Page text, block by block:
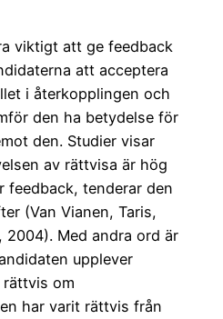
viktigt att ge feedback
att acceptera
i återkopplingen och
den ha betydelse för
den. Studier visar
av rättvisa är hög
feedback, tenderar den
(Van Vianen, Taris,
2004). Med andra ord är
upplever
om
har varit rättvis från